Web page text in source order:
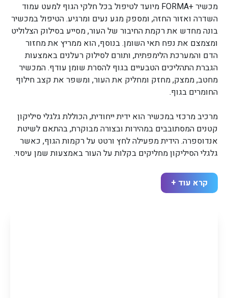
מכשיר +FORMA מיועד לטיפול בכל חלקי הגוף למעט עמוד
השדרה ואזור החזה, ומספק מגע נעים ומרגיע. הטיפול במכשיר
בונה מחדש את רקמת החיבור של העור, מסייע בסילוק הצלוליט
ומצמצם את נפח תאי השומן. בנוסף, הוא ממריץ את מחזור
הדם והמערכת הלימפתית, ותורם לסילוק רעלנים באמצעות
הגברת התהליכים הטבעיים בגוף להסרת שומן עודף. המכשיר
מחטב, ממצק, מחזק ומחליק את העור, ומשפר את קצב חילוף
החומרים בגוף.
מרכיב מרכזי במכשיר הוא ידית ייחודית, הכוללת גלגלי סיליקון
קטנים המסתובבים במהירות ובצורה מבוקרת, בהתאם לשיטת
אנדוספרה. הידית מפעילה לחץ ורטט על רקמות הגוף, כאשר
גלגלי הסיליקון מחליקים בקלות על העור באמצעות שמן עיסוי.
השיטה מבוססת על שילוב של דחיסה ורטט: הדחיסה מסייעת
לסחיטת נוזלי הלימפה מרקמות הגוף, בעוד שהרטט משפר את
קרא עוד +